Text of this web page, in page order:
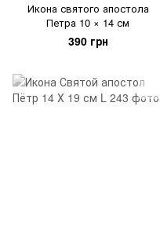
Икона святого апостола
Петра 10 × 14 см
390 грн